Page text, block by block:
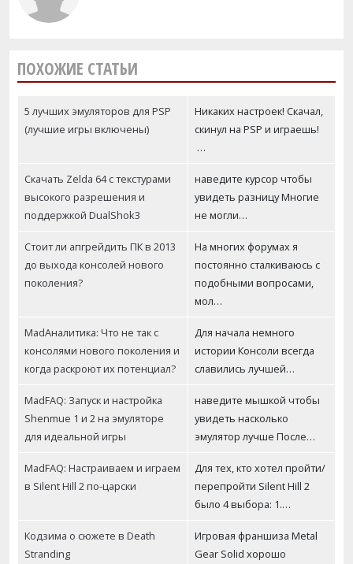
ПОХОЖИЕ СТАТЬИ
5 лучших эмуляторов для PSP
(лучшие игры включены)
Никаких настроек! Скачал,
скинул на PSP и играешь!
…
Скачать Zelda 64 с текстурами
высокого разрешения и
поддержкой DualShok3
наведите курсор чтобы
увидеть разницу Многие
не могли…
Стоит ли апгрейдить ПК в 2013
до выхода консолей нового
поколения?
На многих форумах я
постоянно сталкиваюсь с
подобными вопросами,
мол…
MadАналитика: Что не так с
консолями нового поколения и
когда раскроют их потенциал?
Для начала немного
истории Консоли всегда
славились лучшей…
MadFAQ: Запуск и настройка
Shenmue 1 и 2 на эмуляторе
для идеальной игры
наведите мышкой чтобы
увидеть насколько
эмулятор лучше После…
MadFAQ: Настраиваем и играем
в Silent Hill 2 по-царски
Для тех, кто хотел пройти/
перепройти Silent Hill 2
было 4 выбора: 1.…
Кодзима о сюжете в Death
Stranding
Игровая франшиза Metal
Gear Solid хорошо